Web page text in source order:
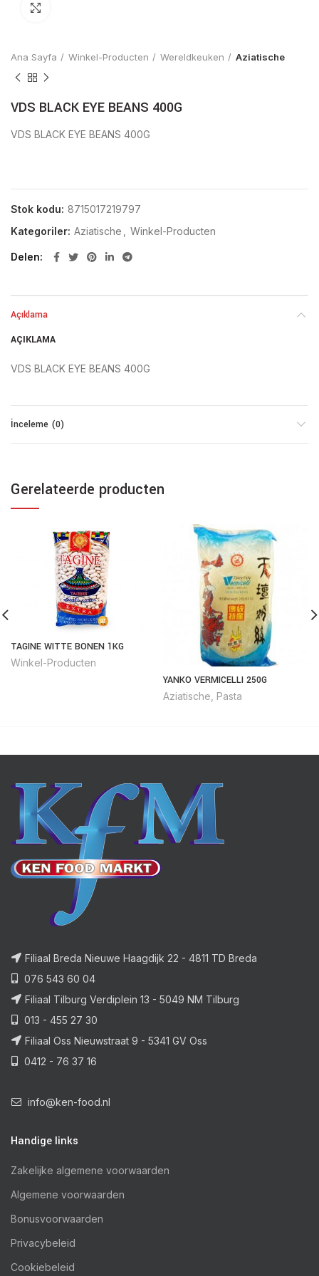
Ana Sayfa Winkel-Producten Wereldkeuken Aziatische
VDS BLACK EYE BEANS 400G
VDS BLACK EYE BEANS 400G
Stok kodu: 8715017219797
Kategoriler: Aziatische Winkel-Producten
Delen
Açıklama
AÇIKLAMA
VDS BLACK EYE BEANS 400G
İnceleme (0)
Gerelateerde producten
TAGINE WITTE BONEN 1KG
Winkel-Producten
YANKO VERMICELLI 250G
Aziatische Pasta
Filiaal Breda Nieuwe Haagdijk 22 - 4811 TD Breda
076 543 60 04
Filiaal Tilburg Verdiplein 13 - 5049 NM Tilburg
013 - 455 27 30
Filiaal Oss Nieuwstraat 9 - 5341 GV Oss
0412 - 76 37 16
info@ken-food.nl
Handige links
Zakelijke algemene voorwaarden
Algemene voorwaarden
Bonusvoorwaarden
Privacybeleid
Cookiebeleid